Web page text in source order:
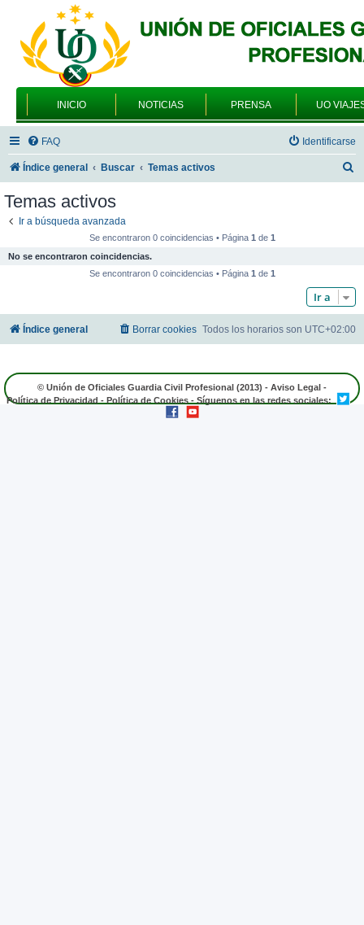
INICIO NOTICIAS PRENSA UO
FAQ Identificarse
Índice general Buscar Temas activos
Temas activos
Ir a búsqueda avanzada
Se encontraron 0 coincidencias • Página 1de 1
No se encontraron coincidencias.
Se encontraron 0 coincidencias • Página 1de 1
Ir a
Índice general Todos los horarios son UTC+02:00
Borrar cookies
© Unión de Oficiales Guardia Civil Profesional (2013) - Aviso Legal -
Política de Privacidad-Política de Cookies- Síguenos en las redes sociales: